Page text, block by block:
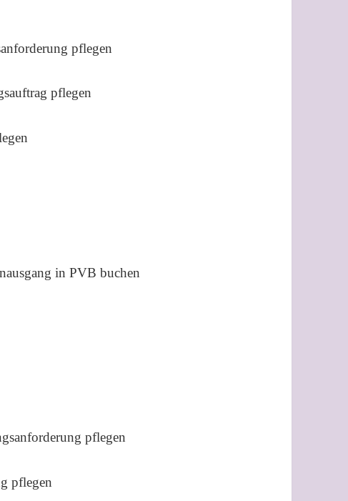
pflegen
pflegen
in PVB buchen
pflegen
pflegen